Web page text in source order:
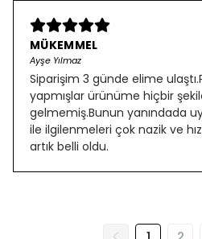
MÜKEMMEL
Ayşe Yılmaz
Siparişim 3 günde elime
yapmışlar ürünüme hiçbir
gelmemiş.Bunun yanındada
ile ilgilenmeleri çok nazik ve
artık belli oldu.